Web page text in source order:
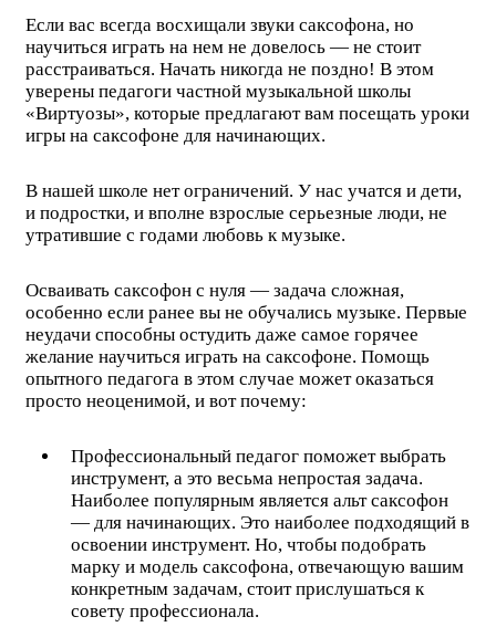
Если вас всегда восхищали звуки саксофона, но
научиться играть на нем не довелось — не стоит
расстраиваться. Начать никогда не поздно! В этом
уверены педагоги частной музыкальной школы
«Виртуозы», которые предлагают вам посещать уроки
игры на саксофоне для начинающих.
В нашей школе нет ограничений. У нас учатся и дети,
и подростки, и вполне взрослые серьезные люди, не
утратившие с годами любовь к музыке.
Осваивать саксофон с нуля — задача сложная,
особенно если ранее вы не обучались музыке. Первые
неудачи способны остудить даже самое горячее
желание научиться играть на саксофоне. Помощь
опытного педагога в этом случае может оказаться
просто неоценимой, и вот почему:
Профессиональный педагог поможет выбрать
инструмент, а это весьма непростая задача.
Наиболее популярным является альт саксофон
— для начинающих. Это наиболее подходящий в
освоении инструмент. Но, чтобы подобрать
марку и модель саксофона, отвечающую вашим
конкретным задачам, стоит прислушаться к
совету профессионала.